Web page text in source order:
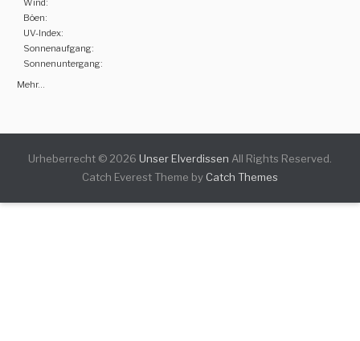
Böen:
UV-Index:
Sonnenaufgang:
Sonnenuntergang:
Mehr...
Urheberrecht © 2026 Unser Elverdissen All Rights Reserved.
Catch Everest Theme by Catch Themes